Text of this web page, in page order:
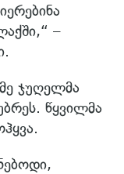
–
ჯუღელმა
წყვილმა